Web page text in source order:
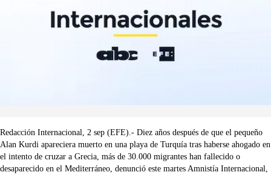
Redacción Internacional, 2 sep (EFE).- Diez años después de que el pequeño
Alan Kurdi apareciera muerto en una playa de Turquía tras haberse ahogado en
el intento de cruzar a Grecia, más de 30.000 migrantes han fallecido o
desaparecido en el Mediterráneo, denunció este martes Amnistía Internacional,